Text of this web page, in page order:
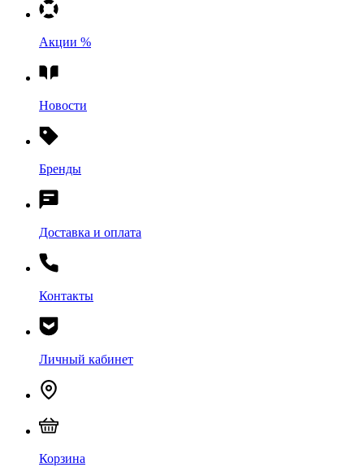
Акции %
Новости
Бренды
Доставка и оплата
Контакты
Личный кабинет
Корзина